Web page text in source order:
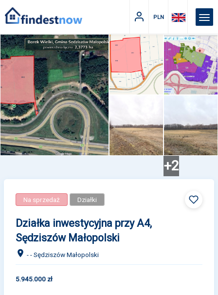
PLN
+2
Na sprzedaż Działki
Działka inwestycyjna przy A4,
Sędziszów Małopolski
- - Sędziszów Małopolski
5.945.000 zł